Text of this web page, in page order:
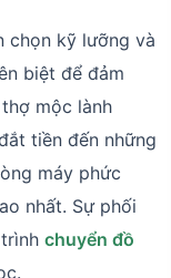
chọn kỹ lưỡng và
biệt để đảm
mộc lành
tiền đến những
máy phức
nhất. Sự phối
trìnhchuyển đồ